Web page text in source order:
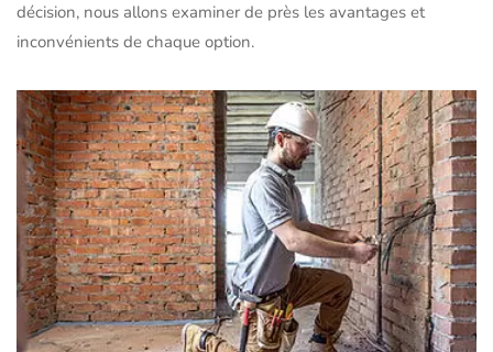
décision, nous allons examiner de près les avantages et
inconvénients de chaque option.